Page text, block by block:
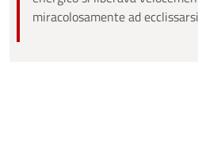
miracolosamente ad